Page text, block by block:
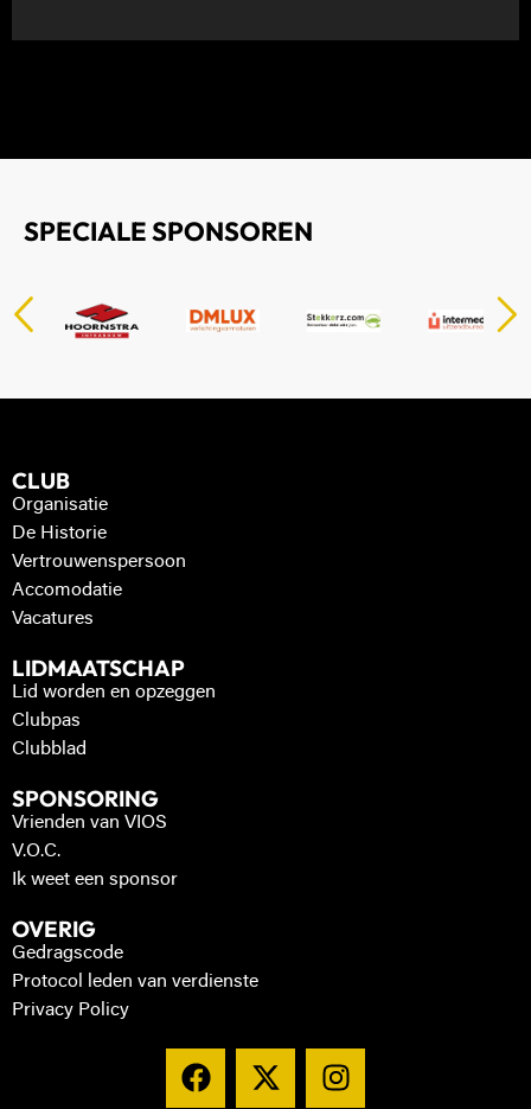
SPECIALE SPONSOREN
CLUB
Organisatie
De Historie
Vertrouwenspersoon
Accomodatie
Vacatures
LIDMAATSCHAP
Lid worden en opzeggen
Clubpas
Clubblad
SPONSORING
Vrienden van VIOS
V.O.C.
Ik weet een sponsor
OVERIG
Gedragscode
Protocol leden van verdienste
Privacy Policy